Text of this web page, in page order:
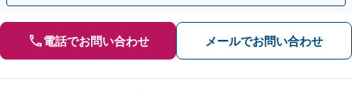
電話でお問い合わせ メールでお問い合わせ